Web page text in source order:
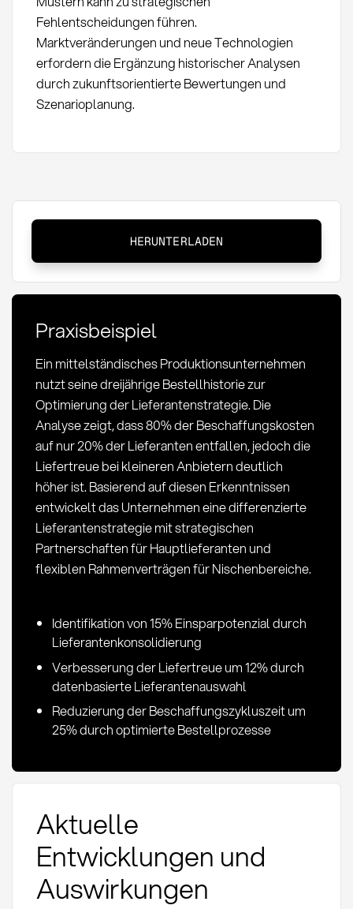
Fehlentscheidungen führen.
Marktveränderungen und neue Technologien
erfordern die Ergänzung historischer Analysen
durch zukunftsorientierte Bewertungen und
Szenarioplanung.
Definition,
Analyse
und
Nutzung
im
Einkauf
HERUNTERLADEN
Praxisbeispiel
Ein mittelständisches Produktionsunternehmen
nutzt seine dreijährige Bestellhistorie zur
Optimierung der Lieferantenstrategie. Die
Analyse zeigt, dass 80% der Beschaffungskosten
auf nur 20% der Lieferanten entfallen, jedoch die
Liefertreue bei kleineren Anbietern deutlich
höher ist. Basierend auf diesen Erkenntnissen
entwickelt das Unternehmen eine differenzierte
Lieferantenstrategie mit strategischen
Partnerschaften für Hauptlieferanten und
flexiblen Rahmenverträgen für Nischenbereiche.
Identifikation von 15% Einsparpotenzial durch
Lieferantenkonsolidierung
Verbesserung der Liefertreue um 12% durch
datenbasierte Lieferantenauswahl
Reduzierung der Beschaffungszykluszeit um
25% durch optimierte Bestellprozesse
Aktuelle
Entwicklungen und
Auswirkungen